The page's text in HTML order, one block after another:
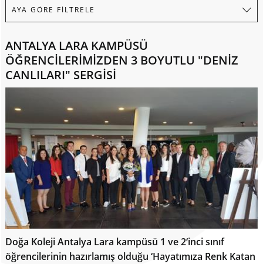
ANTALYA LARA KAMPÜSÜ
ÖĞRENCİLERİMİZDEN 3 BOYUTLU "DENİZ
CANLILARI" SERGİSİ
Doğa Koleji Antalya Lara kampüsü 1 ve 2‘inci sınıf
öğrencilerinin hazırlamış olduğu ‘Hayatımıza Renk Katan